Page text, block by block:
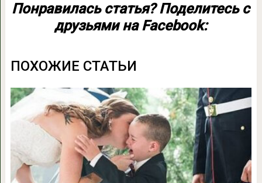
Понравилась статья? Поделитесь с
друзьями на Facebook:
ПОХОЖИЕ СТАТЬИ